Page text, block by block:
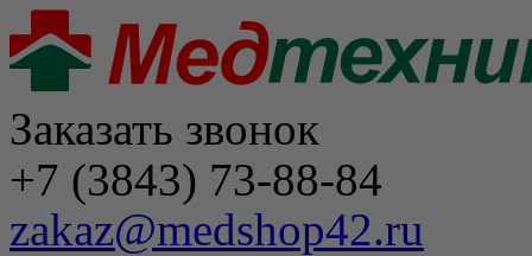
Заказать звонок
+7 (3843) 73-88-84
zakaz@medshop42.ru